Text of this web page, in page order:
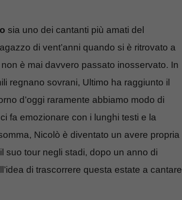
sia uno dei cantanti più amati del
di vent’anni quando si è ritrovato a
è mai davvero passato inosservato. In
regnano sovrani, Ultimo ha raggiunto il
d’oggi raramente abbiamo modo di
fa emozionare con i lunghi testi e la
Nicolò è diventato un avere propria
suo tour negli stadi, dopo un anno di
di trascorrere questa estate a cantare